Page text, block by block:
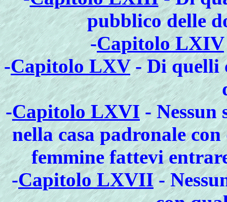
pubblico delle
-Capitolo LXIV
-Capitolo LXV- Di quelli
-Capitolo LXVI- Nessun
nella casa padronale
femmine fattevi
-Capitolo LXVII-